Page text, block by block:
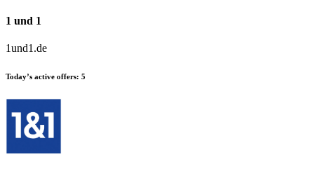
1 und 1
1und1.de
Today’s active offers: 5